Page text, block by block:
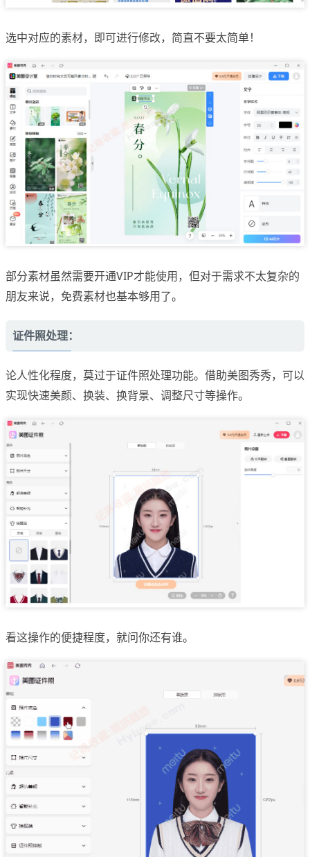
选中对应的素材，即可进行修改，简直不要太简单！
部分素材虽然需要开通VIP才能使用，但对于需求不太复杂的
朋友来说，免费素材也基本够用了。
证件照处理：
论人性化程度，莫过于证件照处理功能。借助美图秀秀，可以
实现快速美颜、换装、换背景、调整尺寸等操作。
看这操作的便捷程度，就问你还有谁。